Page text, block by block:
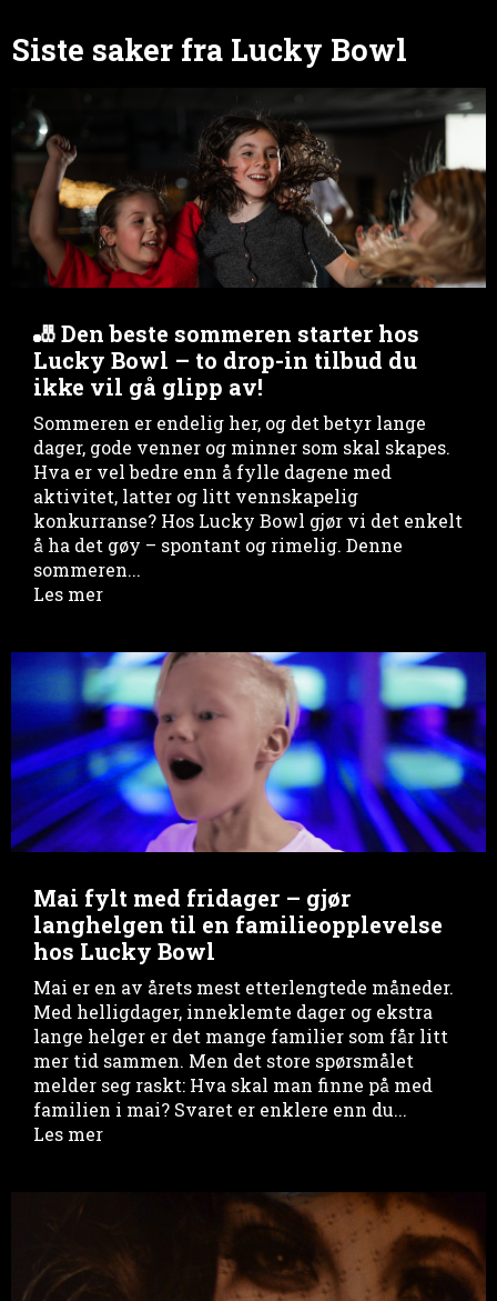
Siste saker fra Lucky Bowl
🎳 Den beste sommeren starter hos
Lucky Bowl – to drop-in tilbud du
ikke vil gå glipp av!
Sommeren er endelig her, og det betyr lange
dager, gode venner og minner som skal skapes.
Hva er vel bedre enn å fylle dagene med
aktivitet, latter og litt vennskapelig
konkurranse? Hos Lucky Bowl gjør vi det enkelt
å ha det gøy – spontant og rimelig. Denne
sommeren...
Les mer
Mai fylt med fridager – gjør
langhelgen til en familieopplevelse
hos Lucky Bowl
Mai er en av årets mest etterlengtede måneder.
Med helligdager, inneklemte dager og ekstra
lange helger er det mange familier som får litt
mer tid sammen. Men det store spørsmålet
melder seg raskt: Hva skal man finne på med
familien i mai? Svaret er enklere enn du...
Les mer